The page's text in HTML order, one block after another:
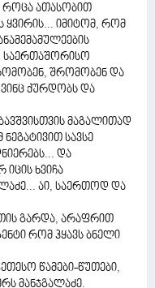
როცა ათასობით
ყვირის... იმიტომ, რომ
საერთაშორისო
შრომობენ და
ვინც ქურდობს და
მაგალითად
სავსე
და
ხვიჩა
აი, საერთოდ და
გარდა, არაფრით
რომ ჰყავს ბნელი
წამები-წუთები,
მანჯგალაძე.